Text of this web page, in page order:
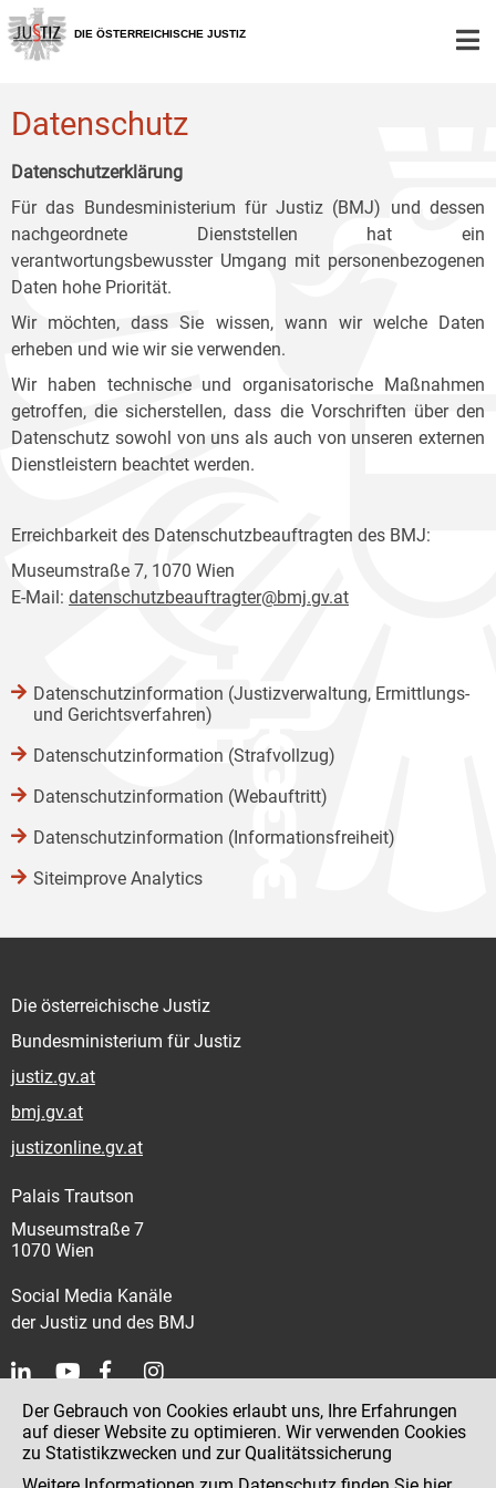
Zur
Hauptnavigation
[1]
Zum
Inhalt
[2]
Zum
Untermenü
[3]
DIE ÖSTERREICHISCHE JUSTIZ
Datenschutz
Datenschutzerklärung
Für das Bundesministerium für Justiz (BMJ) und dessen
nachgeordnete Dienststellen hat ein
verantwortungsbewusster Umgang mit personenbezogenen
Daten hohe Priorität.
Wir möchten, dass Sie wissen, wann wir welche Daten
erheben und wie wir sie verwenden.
Wir haben technische und organisatorische Maßnahmen
getroffen, die sicherstellen, dass die Vorschriften über den
Datenschutz sowohl von uns als auch von unseren externen
Dienstleistern beachtet werden.
Erreichbarkeit des Datenschutzbeauftragten des BMJ:
Museumstraße 7, 1070 Wien
E-Mail: datenschutzbeauftragter@bmj.gv.at
Datenschutzinformation (Justizverwaltung, Ermittlungs-
und Gerichtsverfahren)
Datenschutzinformation (Strafvollzug)
Datenschutzinformation (Webauftritt)
Datenschutzinformation (Informationsfreiheit)
Siteimprove Analytics
Die österreichische Justiz
Bundesministerium für Justiz
justiz.gv.at
bmj.gv.at
justizonline.gv.at
Palais Trautson
Museumstraße 7
1070 Wien
Social Media Kanäle
der Justiz und des BMJ
Kontakt
Impressum
Der Gebrauch von Cookies erlaubt uns, Ihre Erfahrungen
auf dieser Website zu optimieren. Wir verwenden Cookies
zu Statistikzwecken und zur Qualitätssicherung